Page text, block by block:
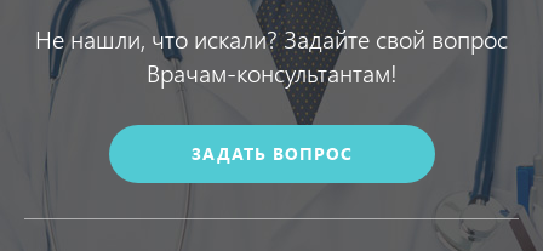
Не нашли, что искали? Задайте свой вопрос
Врачам-консультантам!
ЗАДАТЬ ВОПРОС